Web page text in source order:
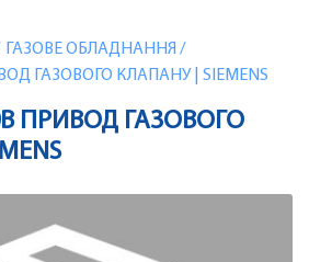
ГАЗОВЕ ОБЛАДНАННЯ /
ГАЗОВОГО КЛАПАНУ | SIEMENS
ПРИВОД ГАЗОВОГО